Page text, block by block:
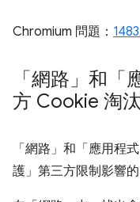
Chromium 問題：
「網路」和
方 Cookie 淘
「網路」 和「應用程式
護」 第三方限制影響